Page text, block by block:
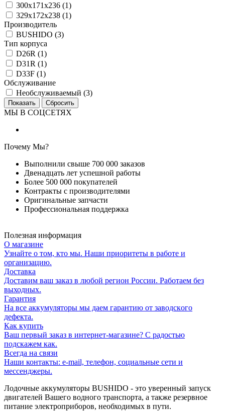
300х171х236 (1)
329x172x238 (1)
Производитель
BUSHIDO (3)
Тип корпуса
D26R (1)
D31R (1)
D33F (1)
Обслуживание
Необслуживаемый (3)
МЫ В СОЦСЕТЯХ
Почему Мы?
Выполнили свыше 700 000 заказов
Двенадцать лет успешной работы
Более 500 000 покупателей
Контракты с производителями
Оригинальные запчасти
Профессиональная поддержка
Полезная информация
О магазине
Узнайте о том, кто мы. Наши приоритеты в работе и
организацию.
Доставка
Доставим ваш заказ в любой регион России. Работаем без
выходных.
Гарантия
На все аккумуляторы мы даем гарантию от заводского
дефекта.
Как купить
Ваш первый заказ в интернет-магазине? С радостью
подскажем как.
Всегда на связи
Наши контакты: e-mail, телефон, социальные сети и
мессенджеры.
Лодочные аккумуляторы BUSHIDO - это уверенный запуск
двигателей Вашего водного транспорта, а также резервное
питание электроприборов, необходимых в пути.